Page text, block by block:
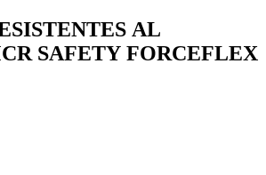
AL
SAFETY FORCEFLEX